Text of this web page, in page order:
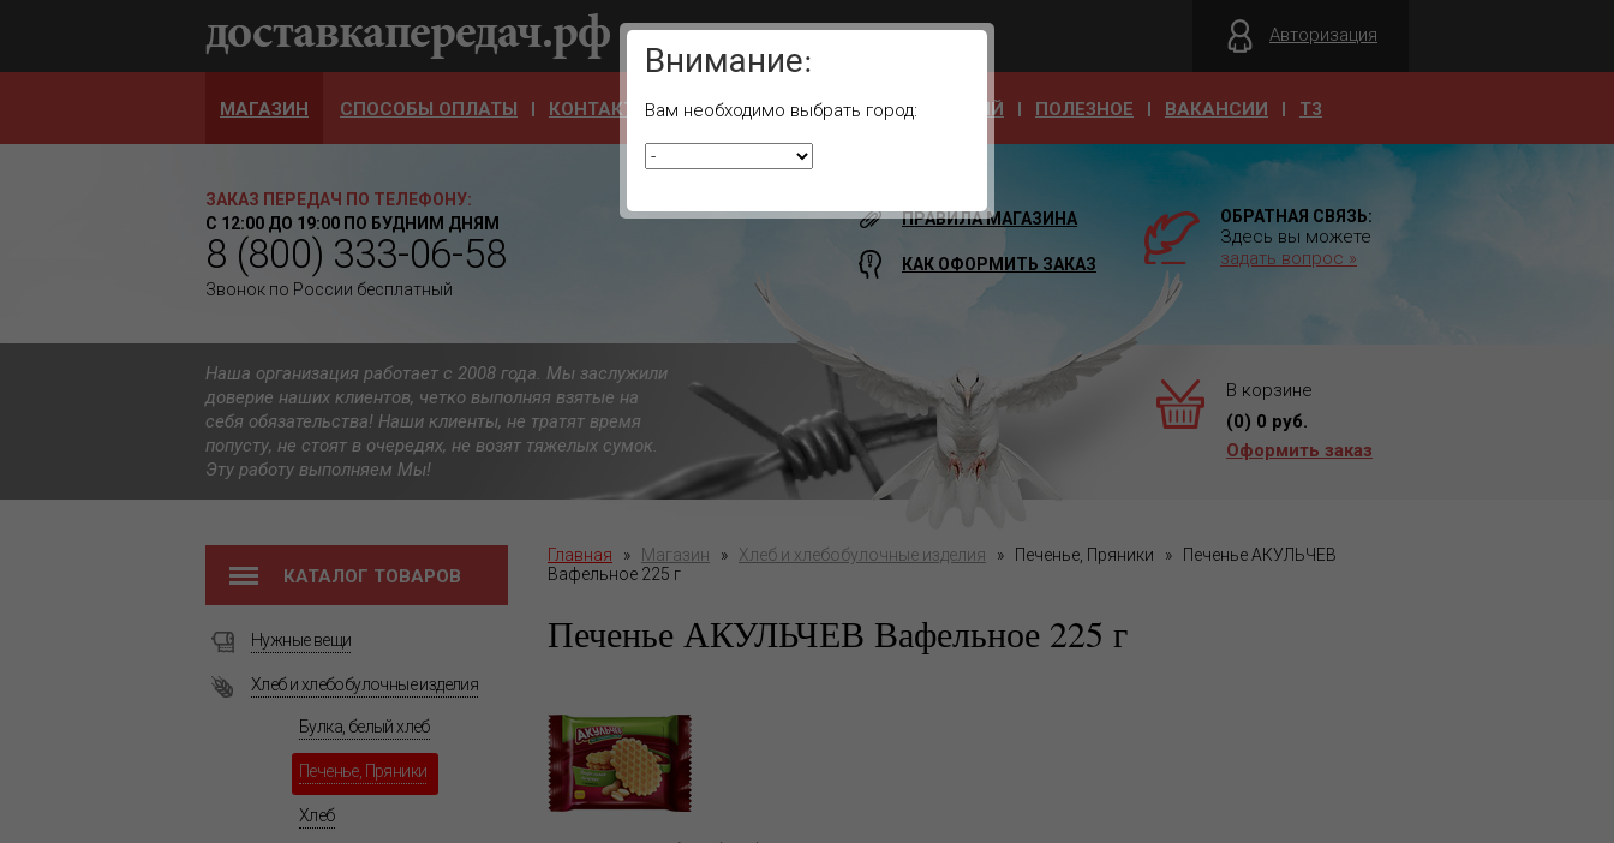
Ваш город: Авторизация
МАГАЗИН СПОСОБЫ ОПЛАТЫ КОНТАКТЫ ОТЗЫВЫ АДРЕСА УЧРЕЖДЕНИЙ ПОЛЕЗНОЕ ВАКАНСИИ T3
ЗАКАЗ ПЕРЕДАЧ ПО ТЕЛЕФОНУ:
С 12:00 ДО 19:00 ПО БУДНИМ ДНЯМ
8 (800) 333-06-58
Звонок по России бесплатный
ОБРАТНАЯ СВЯЗЬ:
Здесь вы можете
задать вопрос »
ПРАВИЛА МАГАЗИНА
КАК ОФОРМИТЬ ЗАКАЗ
Наша организация работает с 2008 года. Мы заслужили
доверие наших клиентов, четко выполняя взятые на
себя обязательства! Наши клиенты, не тратят время
попусту, не стоят в очередях, не возят тяжелых сумок.
Эту работу выполняем Мы!
В корзине
(0) 0 руб.
Оформить заказ
КАТАЛОГ ТОВАРОВ
Нужные вещи
Хлеб и хлебобулочные изделия
Булка, белый хлеб
Печенье, Пряники
Хлеб
Главная » Магазин » Хлеб и хлебобулочные изделия » Печенье, Пряники »
Печенье АКУЛЬЧЕВ
Вафельное 225 г
Печенье АКУЛЬЧЕВ Вафельное 225 г
Внимание:
Вам необходимо выбрать город: